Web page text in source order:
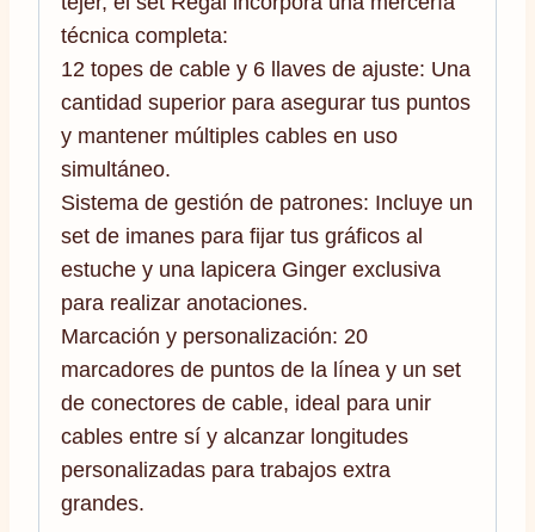
técnica completa:
12 topes de cable y 6 llaves de ajuste: Una
cantidad superior para asegurar tus puntos
y mantener múltiples cables en uso
simultáneo.
Sistema de gestión de patrones: Incluye un
set de imanes para fijar tus gráficos al
estuche y una lapicera Ginger exclusiva
para realizar anotaciones.
Marcación y personalización: 20
marcadores de puntos de la línea y un set
de conectores de cable, ideal para unir
cables entre sí y alcanzar longitudes
personalizadas para trabajos extra
grandes.